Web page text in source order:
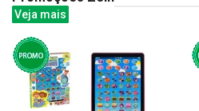
Veja mais